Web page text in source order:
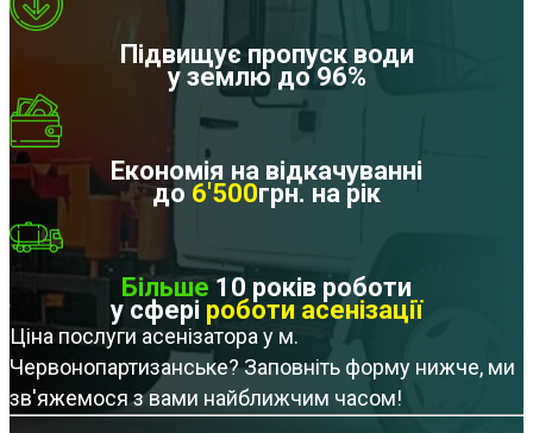
Підвищує пропуск води
у землю до 96%
Економія на відкачуванні
до 6'500грн. на рік
Більше 10 років роботи
у сфері роботи асенізації
Ціна послуги асенізатора у м.
Червонопартизанське? Заповніть форму нижче, ми
зв'яжемося з вами найближчим часом!